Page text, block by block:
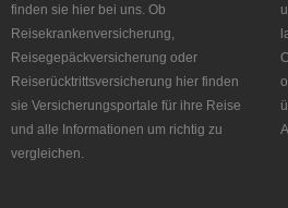
finden sie hier bei uns. Ob
Reisekrankenversicherung,
Reisegepäckversicherung oder
Reiserücktrittsversicherung hier finden
sie Versicherungsportale für ihre Reise
und alle Informationen um richtig zu
vergleichen.